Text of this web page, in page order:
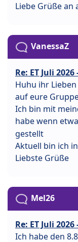
Liebe Grüße an
VanessaZ
Re: ET Juli
Huhu ihr Lieben
auf eure
Ich bin mit
habe wenn
gestellt
Aktuell bin ich
Liebste Grüße
Mel26
Re: ET Juli
Ich habe den